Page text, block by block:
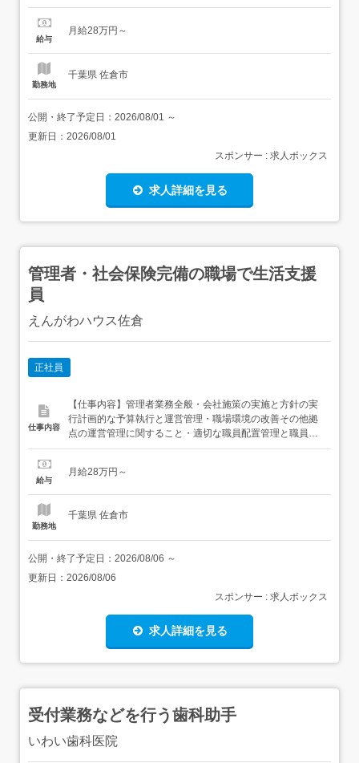
行います。重故障の場合は機械メーカー対処の段取りを行
す。それ以外の業務では適正な工場稼働が行われるよう設
給与
月給28万円～
勤務地
千葉県 佐倉市
公開・終了予定日： 2026/08/01 ～
更新日： 2026/08/01
スポンサー : 求人ボックス
求人詳細を見る
管理者・社会保険完備の職場で生活支援
員
えんがわハウス佐倉
正社員
仕事内容
【仕事内容】管理者業務全般・会社施策の実施と方針の実
行計画的な予算執行と運営管理・職場環境の改善その他拠
点の運営管理に関すること・適切な職員配置管理と職員の
定着化・職員の採用・勤怠管理・育成行事・地域交流等の
待防止や人権擁護に関する職員教育事業報告書等行政への
給与
月給28万円～
勤務地
千葉県 佐倉市
公開・終了予定日： 2026/08/06 ～
更新日： 2026/08/06
スポンサー : 求人ボックス
求人詳細を見る
受付業務などを行う歯科助手
いわい歯科医院